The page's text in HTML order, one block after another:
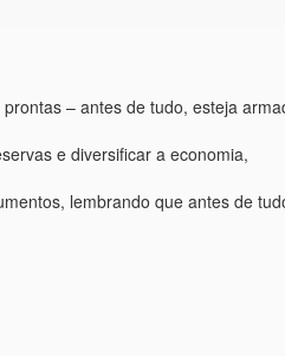
– antes de tudo, esteja
e diversificar a economia,
lembrando que antes de